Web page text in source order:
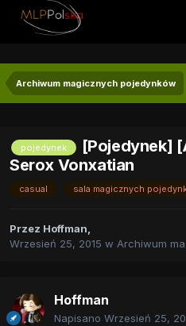
Archiwum magicznych pojedynków
pojedynek
[Pojedynek]
Serox Vonxatian
casual sala magicznych
Przez Hoffman,
Wrzesień 25, 2015 w Archiwum
Hoffman
Napisano Wrzesień 25,